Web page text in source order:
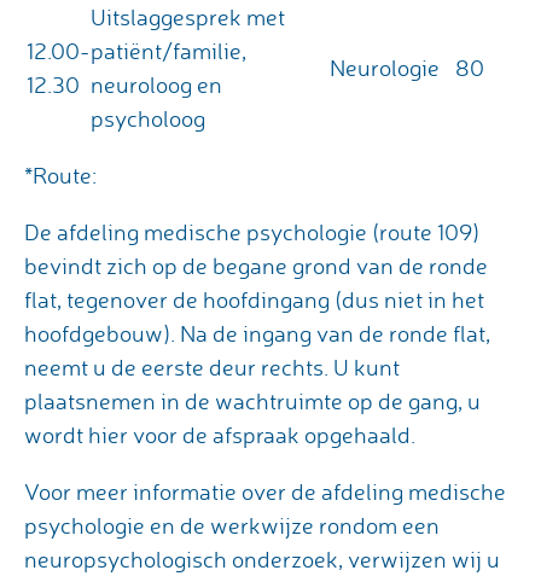
12.00-
12.30
Uitslaggesprek met
patiënt/familie,
neuroloog en
psycholoog
Neurologie 80
*Route:
De afdeling medische psychologie (route 109)
bevindt zich op de begane grond van de ronde
flat, tegenover de hoofdingang (dus niet in het
hoofdgebouw). Na de ingang van de ronde flat,
neemt u de eerste deur rechts. U kunt
plaatsnemen in de wachtruimte op de gang, u
wordt hier voor de afspraak opgehaald.
Voor meer informatie over de afdeling medische
psychologie en de werkwijze rondom een
neuropsychologisch onderzoek, verwijzen wij u